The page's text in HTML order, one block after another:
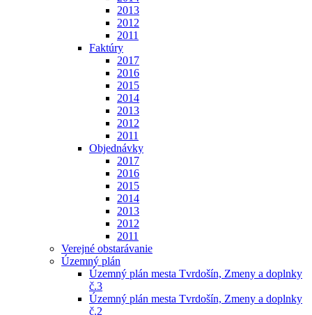
2013
2012
2011
Faktúry
2017
2016
2015
2014
2013
2012
2011
Objednávky
2017
2016
2015
2014
2013
2012
2011
Verejné obstarávanie
Územný plán
Územný plán mesta Tvrdošín, Zmeny a doplnky
č.3
Územný plán mesta Tvrdošín, Zmeny a doplnky
č.2